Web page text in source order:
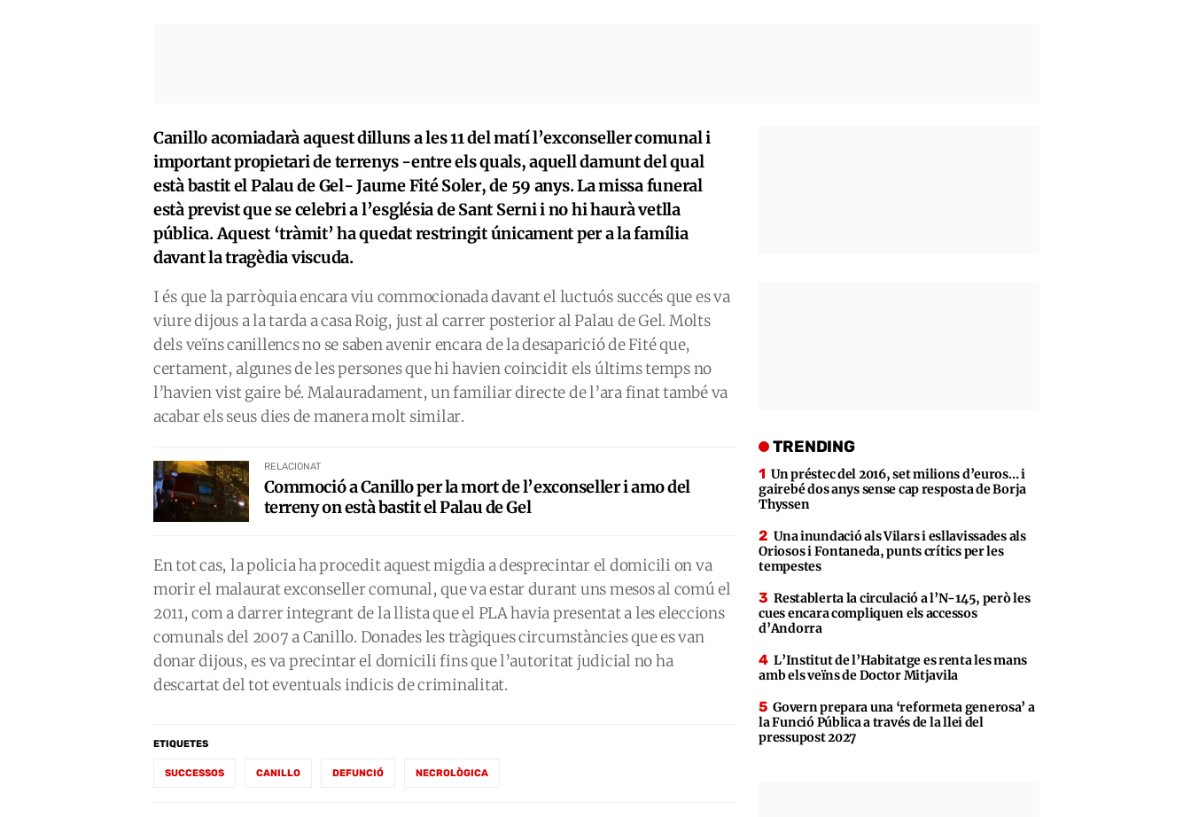
Canillo acomiadarà aquest dilluns a les 11 del matí l’exconseller comunal i
important propietari de terrenys -entre els quals, aquell damunt del qual
està bastit el Palau de Gel- Jaume Fité Soler, de 59 anys. La missa funeral
està previst que se celebri a l’església de Sant Serni i no hi haurà vetlla
pública. Aquest ‘tràmit’ ha quedat restringit únicament per a la família
davant la tragèdia viscuda.
I és que la parròquia encara viu commocionada davant el luctuós succés que es va
viure dijous a la tarda a casa Roig, just al carrer posterior al Palau de Gel. Molts
dels veïns canillencs no se saben avenir encara de la desaparició de Fité que,
certament, algunes de les persones que hi havien coincidit els últims temps no
l’havien vist gaire bé. Malauradament, un familiar directe de l’ara finat també va
acabar els seus dies de manera molt similar.
RELACIONAT
Commoció a Canillo per la mort de l’exconseller i amo del
terreny on està bastit el Palau de Gel
En tot cas, la policia ha procedit aquest migdia a desprecintar el domicili on va
morir el malaurat exconseller comunal, que va estar durant uns mesos al comú el
2011, com a darrer integrant de la llista que el PLA havia presentat a les eleccions
comunals del 2007 a Canillo. Donades les tràgiques circumstàncies que es van
donar dijous, es va precintar el domicili fins que l’autoritat judicial no ha
descartat del tot eventuals indicis de criminalitat.
ETIQUETES
SUCCESSOS CANILLO DEFUNCIÓ NECROLÒGICA
TRENDING
Un préstec del 2016, set milions d’euros… i
gairebé dos anys sense cap resposta de Borja
Thyssen
Una inundació als Vilars i esllavissades als
Oriosos i Fontaneda, punts crítics per les
tempestes
Restablerta la circulació a l’N-145, però les
cues encara compliquen els accessos
d’Andorra
L’Institut de l’Habitatge es renta les mans
amb els veïns de Doctor Mitjavila
Govern prepara una ‘reformeta generosa’ a
la Funció Pública a través de la llei del
pressupost 2027